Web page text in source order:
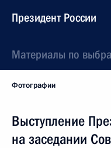
Президент России
Материалы по
Фотографии
Выступление
на заседании